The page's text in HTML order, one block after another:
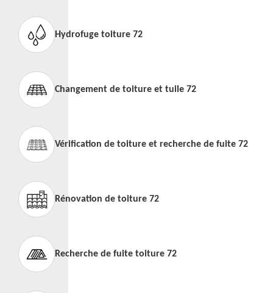
Hydrofuge toiture 72
Changement de toiture et tuile 72
Vérification de toiture et recherche de fuite 72
Rénovation de toiture 72
Recherche de fuite toiture 72